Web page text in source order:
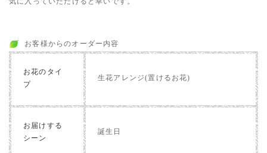
お客様からのオーダー内容
お花のタイ
プ
生花アレンジ(置けるお花)
お届けする
シーン
誕生日